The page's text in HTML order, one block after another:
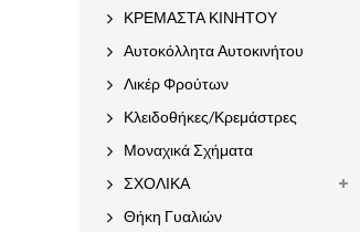
ΚΡΕΜΑΣΤΑ ΚΙΝΗΤΟΥ
Αυτοκόλλητα Αυτοκινήτου
Λικέρ Φρούτων
Κλειδοθήκες/Κρεμάστρες
Μοναχικά Σχήματα
ΣΧΟΛΙΚΑ
Θήκη Γυαλιών